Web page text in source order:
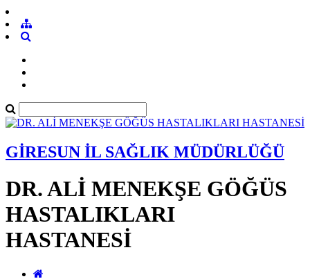
GİRESUN İL SAĞLIK MÜDÜRLÜĞÜ
DR. ALİ MENEKŞE GÖĞÜS
HASTALIKLARI
HASTANESİ